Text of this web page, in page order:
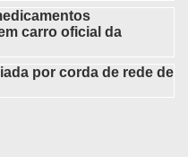
carro oficial da
por corda de rede de